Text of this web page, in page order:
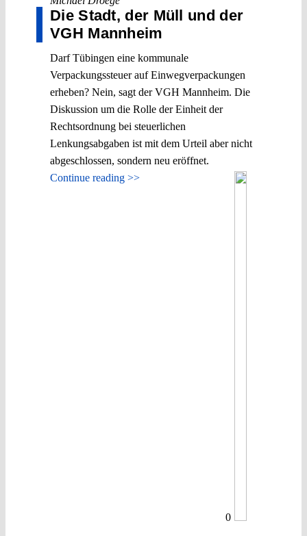
Die Stadt, der Müll und der
VGH Mannheim
Darf Tübingen eine kommunale
Verpackungssteuer auf Einwegverpackungen
erheben? Nein, sagt der VGH Mannheim. Die
Diskussion um die Rolle der Einheit der
Rechtsordnung bei steuerlichen
Lenkungsabgaben ist mit dem Urteil aber nicht
abgeschlossen, sondern neu eröffnet.
Continue reading >>
0